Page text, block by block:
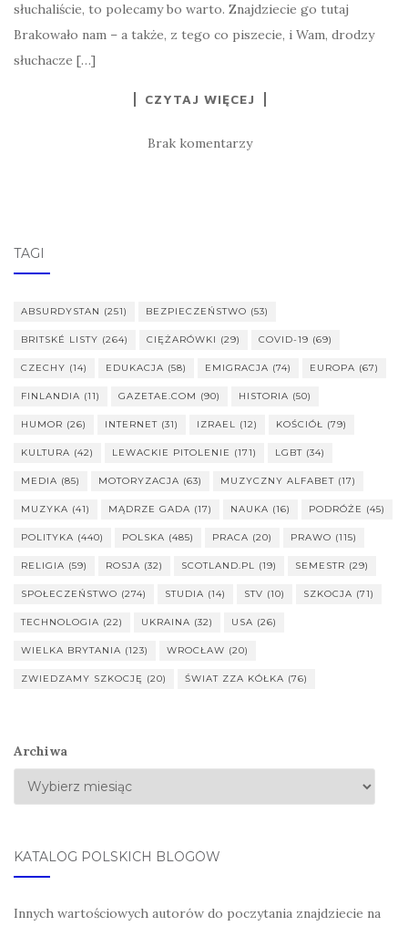
słuchaliście, to polecamy bo warto. Znajdziecie go tutaj
Brakowało nam – a także, z tego co piszecie, i Wam, drodzy
słuchacze […]
CZYTAJ WIĘCEJ
Brak komentarzy
TAGI
ABSURDYSTAN (251) BEZPIECZEŃSTWO (53)
BRITSKÉ LISTY (264) CIĘŻARÓWKI (29) COVID-19 (69)
CZECHY (14) EDUKACJA (58) EMIGRACJA (74) EUROPA (67)
FINLANDIA (11) GAZETAE.COM (90) HISTORIA (50)
HUMOR (26) INTERNET (31) IZRAEL (12) KOŚCIÓŁ (79)
KULTURA (42) LEWACKIE PITOLENIE (171) LGBT (34)
MEDIA (85) MOTORYZACJA (63) MUZYCZNY ALFABET (17)
MUZYKA (41) MĄDRZE GADA (17) NAUKA (16) PODRÓŻE (45)
POLITYKA (440) POLSKA (485) PRACA (20) PRAWO (115)
RELIGIA (59) ROSJA (32) SCOTLAND.PL (19) SEMESTR (29)
SPOŁECZEŃSTWO (274) STUDIA (14) STV (10) SZKOCJA (71)
TECHNOLOGIA (22) UKRAINA (32) USA (26)
WIELKA BRYTANIA (123) WROCŁAW (20)
ZWIEDZAMY SZKOCJĘ (20) ŚWIAT ZZA KÓŁKA (76)
Archiwa
KATALOG POLSKICH BLOGÓW
Innych wartościowych autorów do poczytania znajdziecie na